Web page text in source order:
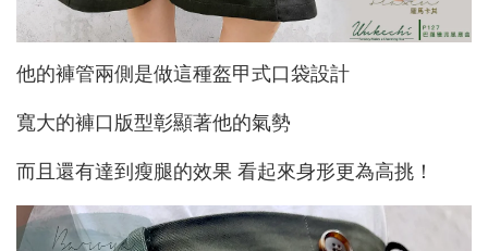
他的褲管兩側是做這種盔甲式口袋設計
寬大的褲口版型彰顯著他的氣勢
而且還有達到瘦腿的效果 看起來身形更為高挑！